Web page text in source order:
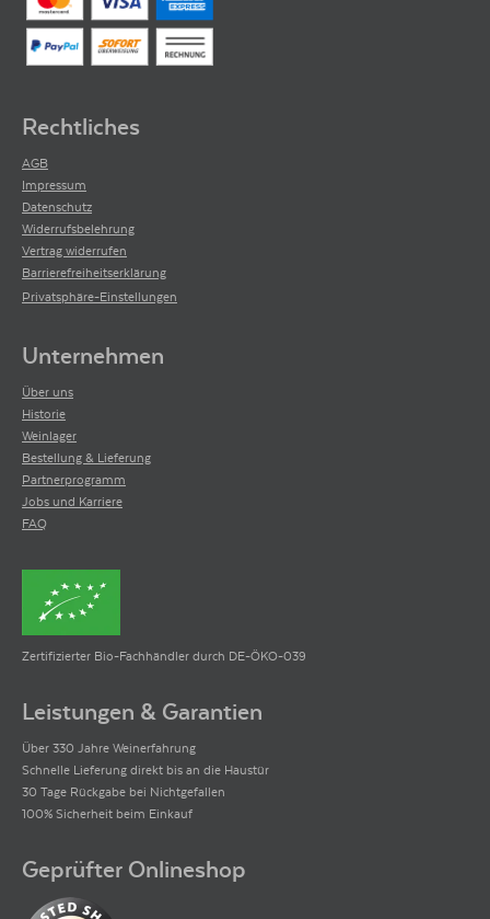
Rechtliches
AGB
Impressum
Datenschutz
Widerrufsbelehrung
Vertrag widerrufen
Barrierefreiheitserklärung
Privatsphäre-Einstellungen
Unternehmen
Über uns
Historie
Weinlager
Bestellung & Lieferung
Partnerprogramm
Jobs und Karriere
FAQ
Zertifizierter Bio-Fachhändler durch DE-ÖKO-039
Leistungen & Garantien
Über 330 Jahre Weinerfahrung
Schnelle Lieferung direkt bis an die Haustür
30 Tage Rückgabe bei Nichtgefallen
100% Sicherheit beim Einkauf
Geprüfter Onlineshop